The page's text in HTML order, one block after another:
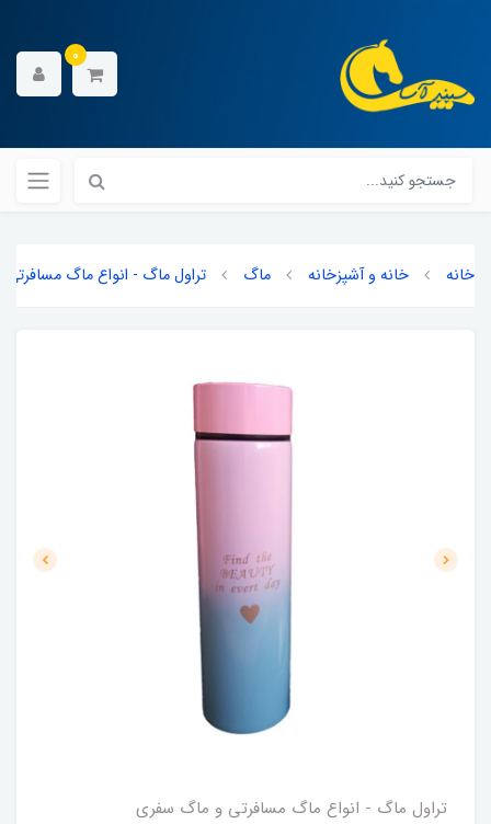
0
خانه خانه و آشپزخانه ماگ تراول ماگ - انواع ماگ
تراول ماگ - انواع ماگ مسافرتی و ماگ سفری